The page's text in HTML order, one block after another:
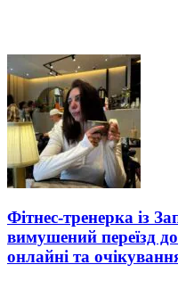
Фітнес-тренерка із
вимушений переїзд
онлайні та